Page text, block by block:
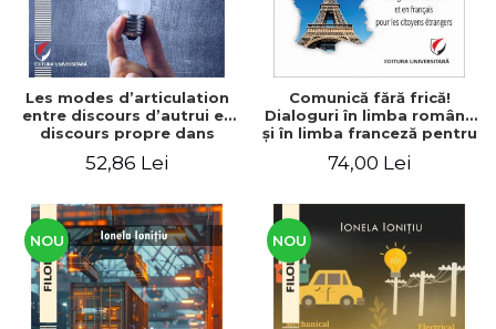
Les modes d’articulation
entre discours d’autrui et
discours propre dans
master
52,86 Lei
Comunică fără frică!
Dialoguri în limba română
şi în limba franceză pentru
străini/Communique sans
roumain et en français
pour les citoyens
étrangers
74,00 Lei
NOU NOU